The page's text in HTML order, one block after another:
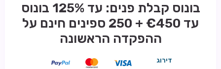
בונוס קבלת פנים: עד 125% בונוס
עד €450 + 250 ספינים חינם על
ההפקדה הראשונה
דירוג